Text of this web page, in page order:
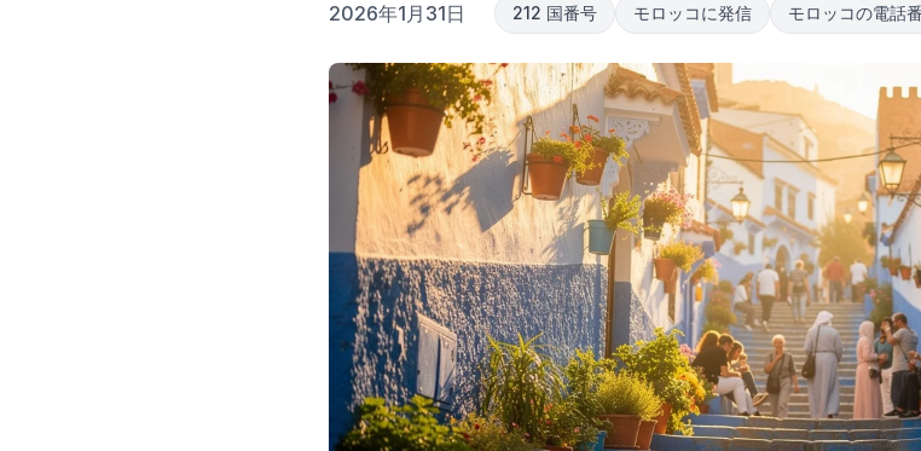
2026年1月31日 212 国番号 モロッコに発信 モロッコの電話